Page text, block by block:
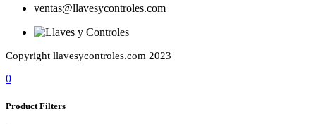
ventas@llavesycontroles.com
Copyright llavesycontroles.com 2023
0
Product Filters